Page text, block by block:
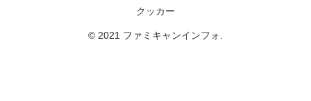
クッカー
© 2021 ファミキャンインフォ.